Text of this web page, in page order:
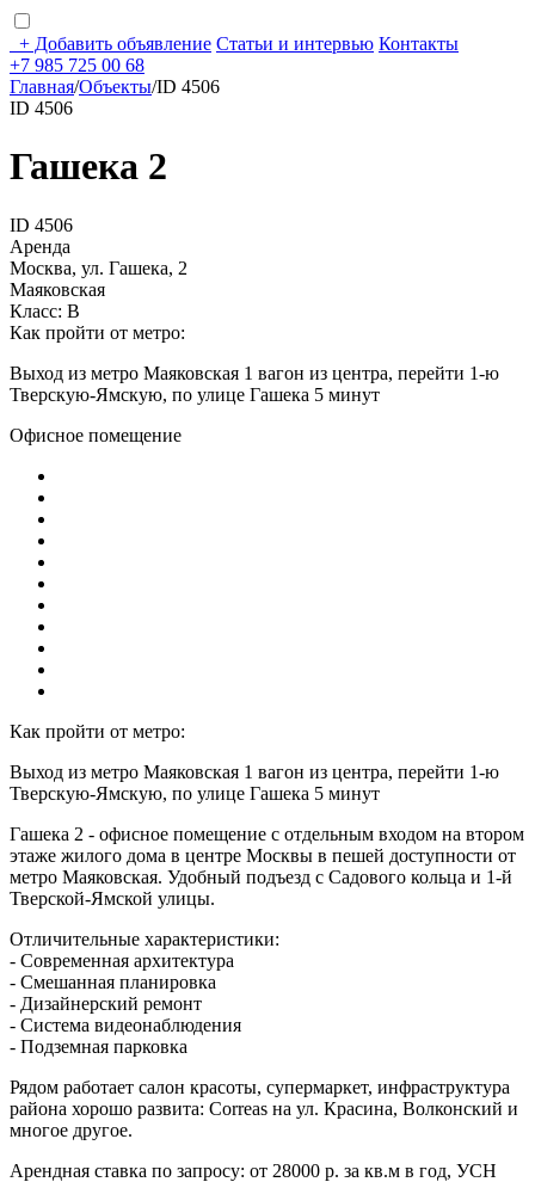
+ Добавить объявление Статьи и интервью Контакты
+7 985 725 00 68
Главная/Объекты/ID 4506
ID 4506
Гашека 2
ID 4506
Аренда
Москва, ул. Гашека, 2
Маяковская
Класс: В
Как пройти от метро:
Выход из метро Маяковская 1 вагон из центра, перейти 1-ю
Тверскую-Ямскую, по улице Гашека 5 минут
Офисное помещение
Как пройти от метро:
Выход из метро Маяковская 1 вагон из центра, перейти 1-ю
Тверскую-Ямскую, по улице Гашека 5 минут
Гашека 2 - офисное помещение с отдельным входом на втором
этаже жилого дома в центре Москвы в пешей доступности от
метро Маяковская. Удобный подъезд с Садового кольца и 1-й
Тверской-Ямской улицы.
Отличительные характеристики:
- Современная архитектура
- Смешанная планировка
- Дизайнерский ремонт
- Система видеонаблюдения
- Подземная парковка
Рядом работает салон красоты, супермаркет, инфраструктура
района хорошо развита: Correas на ул. Красина, Волконский и
многое другое.
Арендная ставка по запросу: от 28000 р. за кв.м в год, УСН